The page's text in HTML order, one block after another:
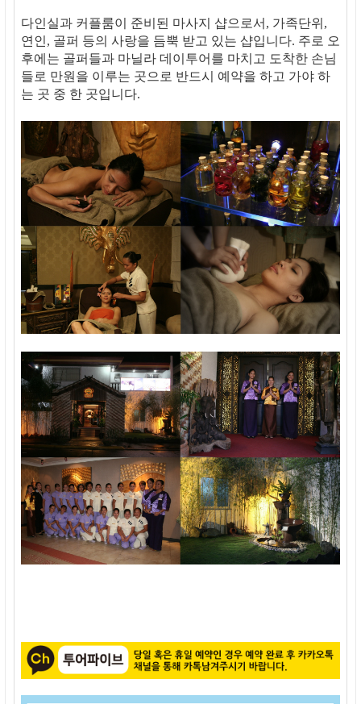
다인실과 커플룸이 준비된 마사지 샵으로서, 가족단위,
연인, 골퍼 등의 사랑을 듬뿍 받고 있는 샵입니다. 주로 오
후에는 골퍼들과 마닐라 데이투어를 마치고 도착한 손님
들로 만원을 이루는 곳으로 반드시 예약을 하고 가야 하
는 곳 중 한 곳입니다.